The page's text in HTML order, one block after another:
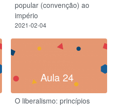
popular (convenção) ao
império
2021-02-04
Aula 24
O liberalismo: princípios